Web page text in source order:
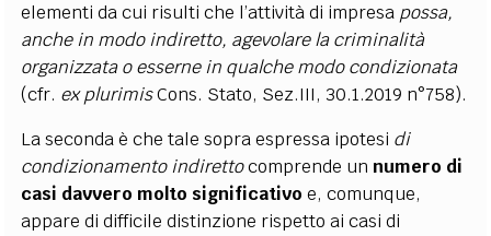
elementi da cui risulti che l’attività di impresa possa,
anche in modo indiretto, agevolare la criminalità
organizzata o esserne in qualche modo condizionata
(cfr. ex plurimisCons. Stato, Sez.III, 30.1.2019 n°758).
La seconda è che tale sopra espressa ipotesi di
condizionamento indirettocomprende un numero di
casi davvero molto significativo e, comunque,
appare di difficile distinzione rispetto ai casi di